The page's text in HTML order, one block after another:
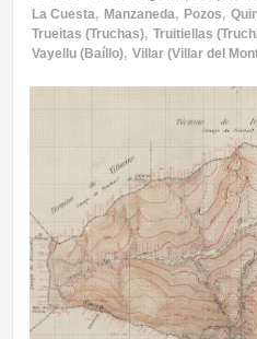
La Cuesta, Manzaneda, Pozos,
Trueitas (Truchas), Truitiellas
Vayellu (Baíllo), Villar (Villar del